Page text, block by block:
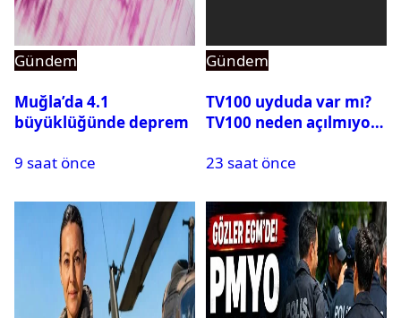
Gündem
Muğla’da 4.1
büyüklüğünde deprem
9 saat önce
Gündem
TV100 uyduda var mı?
TV100 neden açılmıyor?
23 saat önce